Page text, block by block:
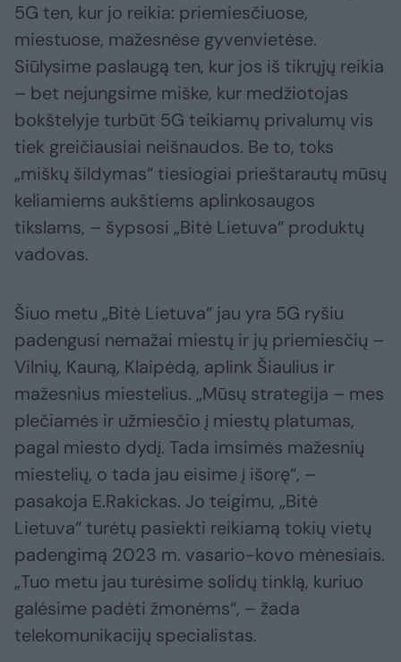
5G ten, kur jo reikia: priemiesčiuose,
miestuose, mažesnėse gyvenvietėse.
Siūlysime paslaugą ten, kur jos iš tikrųjų reikia
– bet nejungsime miške, kur medžiotojas
bokštelyje turbūt 5G teikiamų privalumų vis
tiek greičiausiai neišnaudos. Be to, toks
„miškų šildymas“ tiesiogiai prieštarautų mūsų
keliamiems aukštiems aplinkosaugos
tikslams, – šypsosi „Bitė Lietuva“ produktų
vadovas.
Šiuo metu „Bitė Lietuva“ jau yra 5G ryšiu
padengusi nemažai miestų ir jų priemiesčių –
Vilnių, Kauną, Klaipėdą, aplink Šiaulius ir
mažesnius miestelius. „Mūsų strategija – mes
plečiamės ir užmiesčio į miestų platumas,
pagal miesto dydį. Tada imsimės mažesnių
miestelių, o tada jau eisime į išorę“, –
pasakoja E.Rakickas. Jo teigimu, „Bitė
Lietuva“ turėtų pasiekti reikiamą tokių vietų
padengimą 2023 m. vasario-kovo mėnesiais.
„Tuo metu jau turėsime solidų tinklą, kuriuo
galėsime padėti žmonėms“, – žada
telekomunikacijų specialistas.